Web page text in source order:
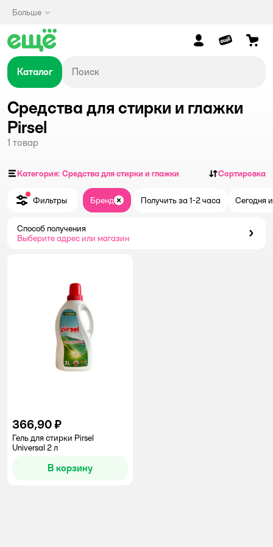
Больше
Каталог
Средства для стирки и глажки
Pirsel
1 товар
Категория: Средства для стирки и глажки Сортировка
Фильтры Бренд ЗакрытьПолучить за 1-2 часа Сегодня
Способ получения
Выберите адрес или магазин
366,90 ₽
Гель для стирки Pirsel
Universal 2 л
В корзину